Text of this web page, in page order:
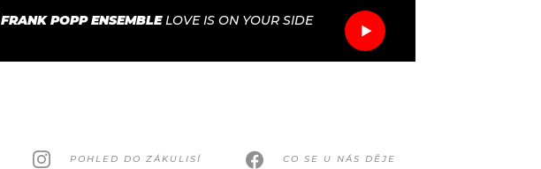
FRANK POPP ENSEMBLE LOVE IS ON YOUR SIDE
POHLED DO ZÁKULISÍ CO SE U NÁS DĚJE